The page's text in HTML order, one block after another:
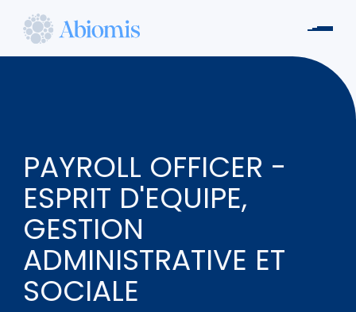
contenu
Abiomis
PAYROLL OFFICER -
ESPRIT D'EQUIPE,
GESTION
ADMINISTRATIVE ET
SOCIALE